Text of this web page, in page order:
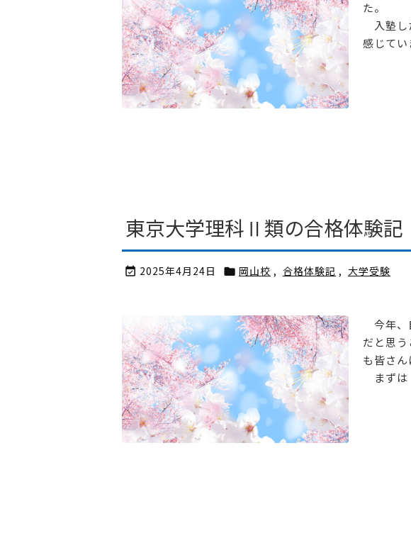
た。
入塾し
感じてい
東京大学理科Ⅱ類の合格体験記
 2025年4月24日  岡山校 , 合格体験記 , 大学受験
今年、
だと思
も皆さん
まずは